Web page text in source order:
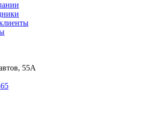
55А